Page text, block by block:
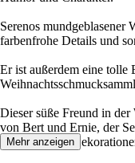
Serenos mundgeblasener
farbenfrohe Details und
Er ist außerdem eine tolle
Dieser süße Freund in
von Bert und Ernie, der
ausgefallenen
Mehr anzeigen